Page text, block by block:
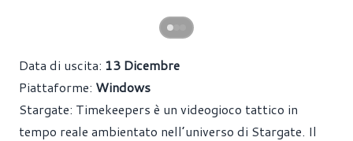
Data di uscita: 13 Dicembre
Piattaforme: Windows
Stargate: Timekeepers è un videogioco tattico in
tempo reale ambientato nell’universo di Stargate. Il